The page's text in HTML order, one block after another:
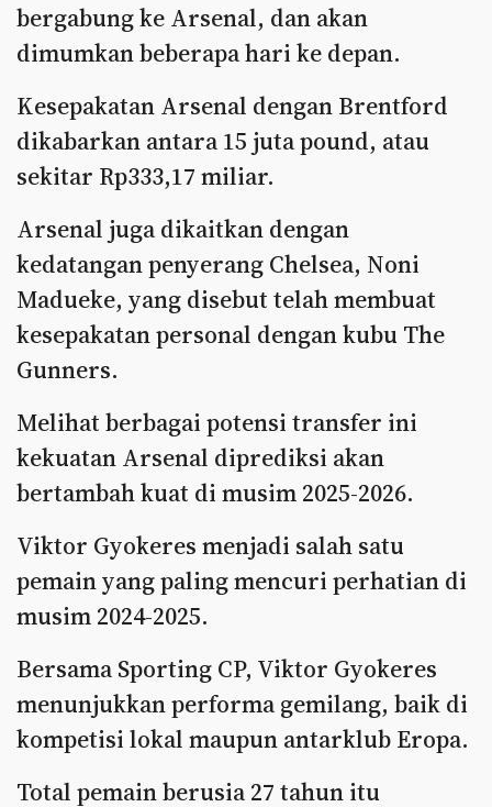
bergabung ke Arsenal, dan akan
dimumkan beberapa hari ke depan.
Kesepakatan Arsenal dengan Brentford
dikabarkan antara 15 juta pound, atau
sekitar Rp333,17 miliar.
Arsenal juga dikaitkan dengan
kedatangan penyerang Chelsea, Noni
Madueke, yang disebut telah membuat
kesepakatan personal dengan kubu The
Gunners.
Melihat berbagai potensi transfer ini
kekuatan Arsenal diprediksi akan
bertambah kuat di musim 2025-2026.
Viktor Gyokeres menjadi salah satu
pemain yang paling mencuri perhatian di
musim 2024-2025.
Bersama Sporting CP, Viktor Gyokeres
menunjukkan performa gemilang, baik di
kompetisi lokal maupun antarklub Eropa.
Total pemain berusia 27 tahun itu